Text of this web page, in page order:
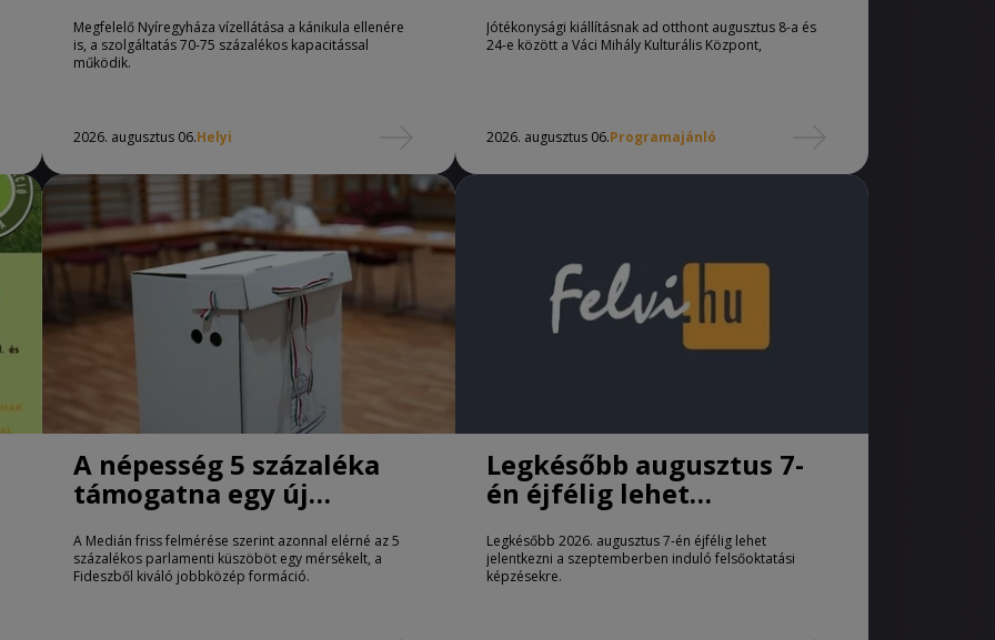
Megfelelő Nyíregyháza vízellátása a kánikula ellenére
is, a szolgáltatás 70-75 százalékos kapacitással
működik.
2026. augusztus 06.Helyi
Jótékonysági kiállításnak ad otthont augusztus 8-a és
24-e között a Váci Mihály Kulturális Központ,
2026. augusztus 06.Programajánló
A népesség 5 százaléka
támogatna egy új
jobbközép pártot
A Medián friss felmérése szerint azonnal elérné az 5
százalékos parlamenti küszöböt egy mérsékelt, a
Fideszből kiváló jobbközép formáció.
Legkésőbb augusztus 7-
én éjfélig lehet
jelentkezni a pótfelvételi
eljárásban
Legkésőbb 2026. augusztus 7-én éjfélig lehet
jelentkezni a szeptemberben induló felsőoktatási
képzésekre.